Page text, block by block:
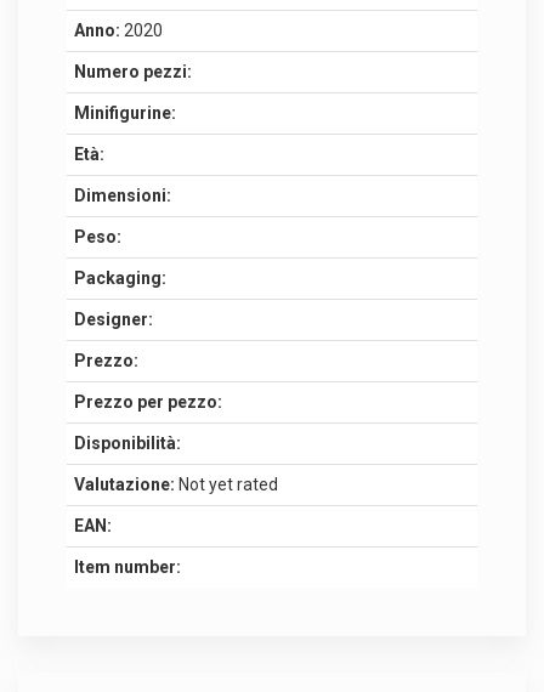
Anno: 2020
Numero pezzi:
Minifigurine:
Età:
Dimensioni:
Peso:
Packaging:
Designer:
Prezzo:
Prezzo per pezzo:
Disponibilità:
Valutazione: Not yet rated
EAN:
Item number: